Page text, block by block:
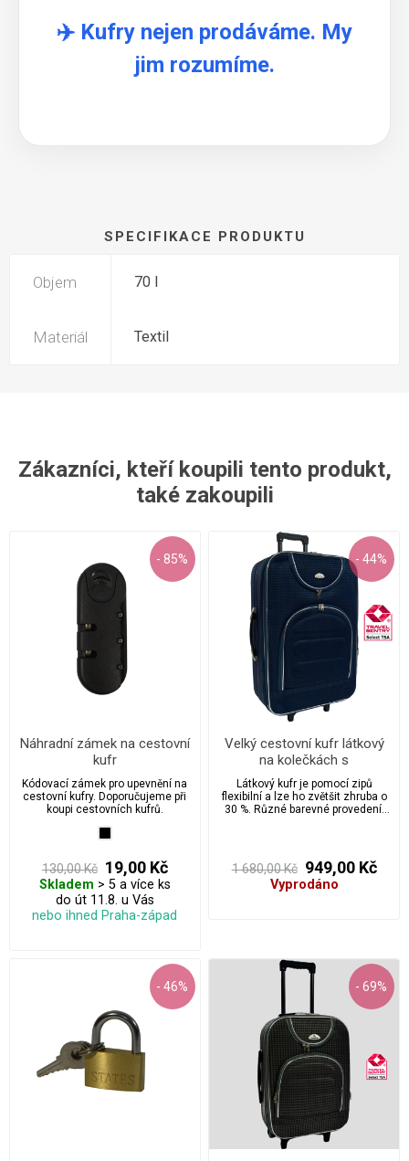
✈️ Kufry nejen prodáváme. My
jim rozumíme.
SPECIFIKACE PRODUKTU
Objem 70 l
Materiál Textil
Zákazníci, kteří koupili tento produkt,
také zakoupili
- 85%
Náhradní zámek na cestovní
kufr
Kódovací zámek pro upevnění na
cestovní kufry. Doporučujeme při
koupi cestovních kufrů.
130,00 Kč 19,00 Kč
Skladem > 5 a více ks
do út 11.8. u Vás
nebo ihned Praha-západ
- 44%
Velký cestovní kufr látkový
na kolečkách s
integrovaným zámkem 105 l
velikost L - 0082
Látkový kufr je pomocí zipů
flexibilní a lze ho zvětšit zhruba o
30 %. Různé barevné provedení,
1 680,00 Kč 949,00 Kč
Vyprodáno
- 46% - 69%